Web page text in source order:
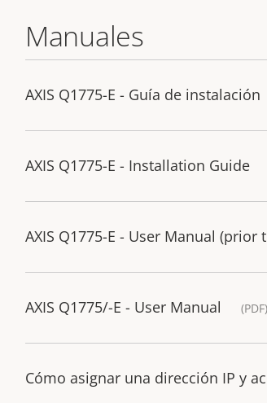
Manuales
AXIS Q1775-E - Guía de instalación
AXIS Q1775-E - Installation Guide
AXIS Q1775-E - User Manual (prior
AXIS Q1775/-E - User Manual
Cómo asignar una dirección IP y